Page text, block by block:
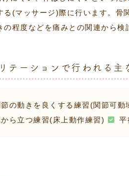
る(マッサージ)際に行います。
程度などを痛みとの関連から
テーションで行われる主
の動きを良くする練習(関節可動
ら立つ練習(床上動作練習)
平